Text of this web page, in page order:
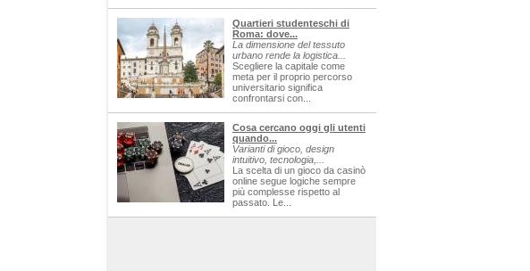
Quartieri studenteschi di
Roma: dove...
La dimensione del tessuto
urbano rende la logistica...
Scegliere la capitale come
meta per il proprio percorso
universitario significa
confrontarsi con...
Cosa cercano oggi gli utenti
quando...
Varianti di gioco, design
intuitivo, tecnologia,...
La scelta di un gioco da casinò
online segue logiche sempre
più complesse rispetto al
passato. Le...